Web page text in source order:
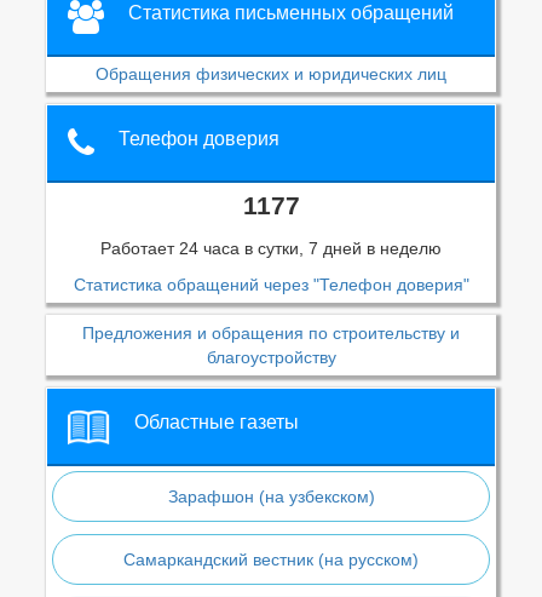
Статистика письменных обращений
Обращения физических и юридических лиц
Телефон доверия
1177
Работает 24 часа в сутки, 7 дней в неделю
Статистика обращений через "Телефон доверия"
Предложения и обращения по строительству и
благоустройству
Областные газеты
Зарафшон (на узбекском)
Самаркандский вестник (на русском)